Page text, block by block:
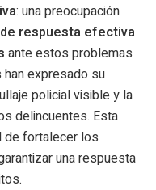
: una preocupación
respuesta efectiva
ante estos problemas
expresado su
policial visible y la
delincuentes. Esta
de fortalecer los
una respuesta